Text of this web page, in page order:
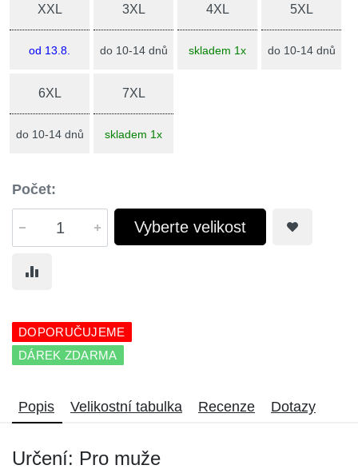
XXL
od 13.8.
3XL
do 10-14 dnů
4XL
skladem 1x
5XL
do 10-14 dnů
6XL
do 10-14 dnů
7XL
skladem 1x
Počet:
Vyberte velikost
DOPORUČUJEME
DÁREK ZDARMA
Popis Velikostní tabulka Recenze Dotazy
Určení: Pro muže